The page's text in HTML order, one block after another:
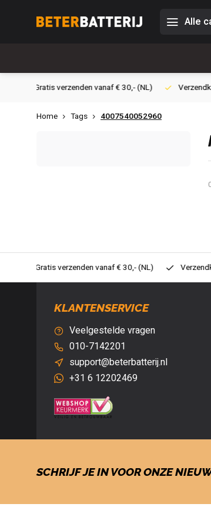
Alle
Verzendkosten € 2,95 (NL) Snelle
Home Tags 4007540052960
Verzendkosten € 2,95 (NL) Snelle
KLANTENSERVICE
Veelgestelde vragen
010-7142201
support@beterbatterij.nl
+31 6 12202469
SCHRIJF JE IN VOOR ONZE